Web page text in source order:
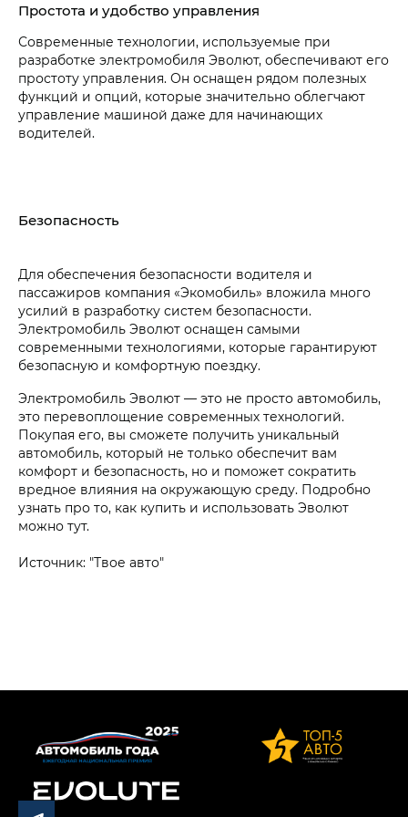
Простота и удобство управления
Современные технологии, используемые при
разработке электромобиля Эволют, обеспечивают его
простоту управления. Он оснащен рядом полезных
функций и опций, которые значительно облегчают
управление машиной даже для начинающих
водителей.
Безопасность
Для обеспечения безопасности водителя и
пассажиров компания «Экомобиль» вложила много
усилий в разработку систем безопасности.
Электромобиль Эволют оснащен самыми
современными технологиями, которые гарантируют
безопасную и комфортную поездку.
Электромобиль Эволют — это не просто автомобиль,
это перевоплощение современных технологий.
Покупая его, вы сможете получить уникальный
автомобиль, который не только обеспечит вам
комфорт и безопасность, но и поможет сократить
вредное влияния на окружающую среду. Подробно
узнать про то, как купить и использовать Эволют
можно тут.
Источник: "Твое авто"